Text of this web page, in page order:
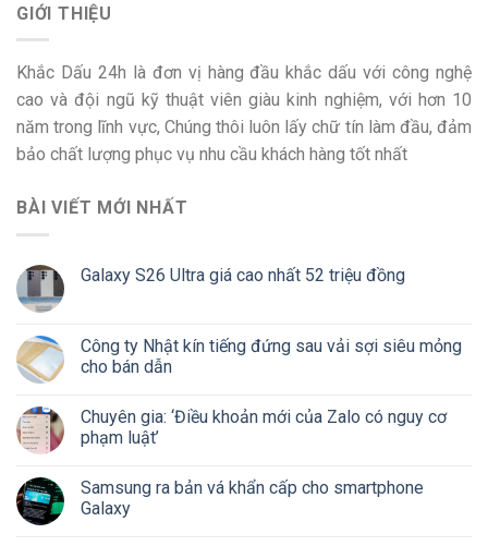
GIỚI THIỆU
Khắc Dấu 24h là đơn vị hàng đầu khắc dấu với công nghệ
cao và đội ngũ kỹ thuật viên giàu kinh nghiệm, với hơn 10
năm trong lĩnh vực, Chúng thôi luôn lấy chữ tín làm đầu, đảm
bảo chất lượng phục vụ nhu cầu khách hàng tốt nhất
BÀI VIẾT MỚI NHẤT
Galaxy S26 Ultra giá cao nhất 52 triệu đồng
Công ty Nhật kín tiếng đứng sau vải sợi siêu mỏng
cho bán dẫn
Chuyên gia: ‘Điều khoản mới của Zalo có nguy cơ
phạm luật’
Samsung ra bản vá khẩn cấp cho smartphone
Galaxy